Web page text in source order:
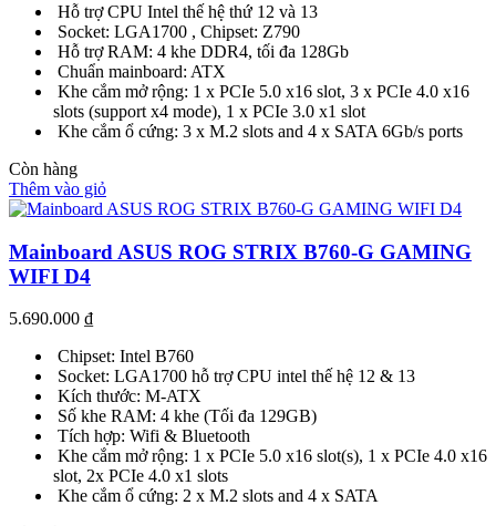
Hỗ trợ CPU Intel thế hệ thứ 12 và 13
Socket: LGA1700 , Chipset: Z790
Hỗ trợ RAM: 4 khe DDR4, tối đa 128Gb
Chuẩn mainboard: ATX
Khe cắm mở rộng: 1 x PCIe 5.0 x16 slot, 3 x PCIe 4.0 x16
slots (support x4 mode), 1 x PCIe 3.0 x1 slot
Khe cắm ổ cứng: 3 x M.2 slots and 4 x SATA 6Gb/s ports
Còn hàng
Thêm vào giỏ
Mainboard ASUS ROG STRIX B760-G GAMING
WIFI D4
5.690.000 ₫
Chipset: Intel B760
Socket: LGA1700 hỗ trợ CPU intel thế hệ 12 & 13
Kích thước: M-ATX
Số khe RAM: 4 khe (Tối đa 129GB)
Tích hợp: Wifi & Bluetooth
Khe cắm mở rộng: 1 x PCIe 5.0 x16 slot(s), 1 x PCIe 4.0 x16
slot, 2x PCIe 4.0 x1 slots
Khe cắm ổ cứng: 2 x M.2 slots and 4 x SATA